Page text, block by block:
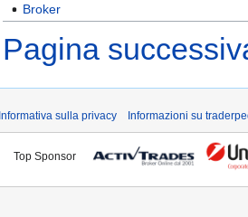
Broker
Pagina
Informativa sulla privacy Informazioni su
Top Sponsor